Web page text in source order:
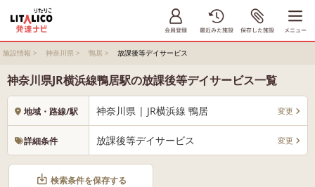
施設情報 > 神奈川県 > 鴨居 > 放課後等デイサービス
神奈川県JR横浜線鴨居駅の放課後等デイサービス一覧
地域・路線/駅 神奈川県 | JR横浜線 鴨居 変更
詳細条件 放課後等デイサービス 変更
検索条件を保存する